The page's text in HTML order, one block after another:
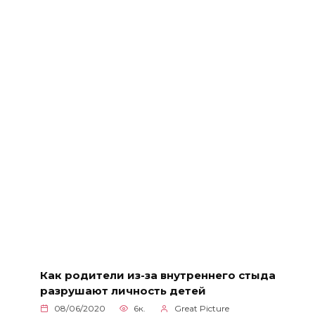
Как родители из-за внутреннего стыда
разрушают личность детей
08/06/2020 6к. Great Picture